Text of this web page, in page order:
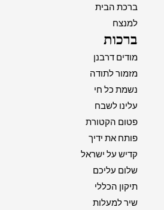
ברכת הבית
למנצח
ברכות
מודים דרבנן
מזמור לתודה
נשמת כל חי
עלינו לשבח
פטום הקטורת
פותח את ידיך
קדיש על ישראל
שלום עליכם
תיקון הכללי
שיר למעלות